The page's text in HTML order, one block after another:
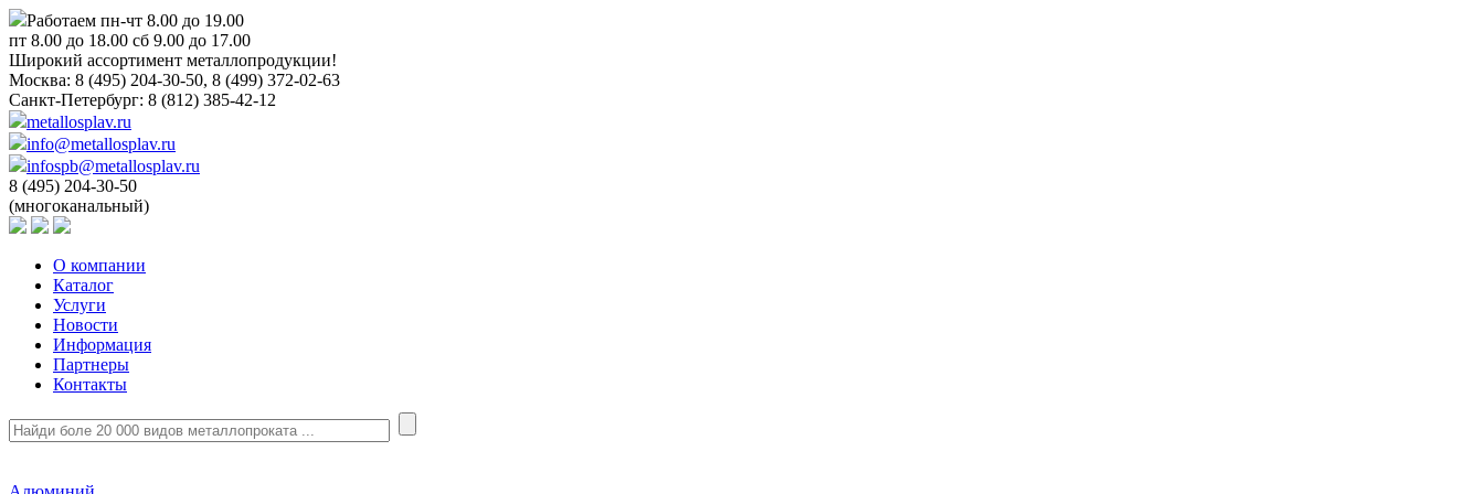
Работаем пн-чт 8.00 до 19.00
пт 8.00 до 18.00 сб 9.00 до 17.00
Широкий ассортимент металлопродукции!
Москва: 8 (495) 204-30-50, 8 (499) 372-02-63
Санкт-Петербург: 8 (812) 385-42-12
metallosplav.ru
info@metallosplav.ru
infospb@metallosplav.ru
8 (495) 204-30-50
(многоканальный)
О компании
Каталог
Услуги
Новости
Информация
Партнеры
Контакты